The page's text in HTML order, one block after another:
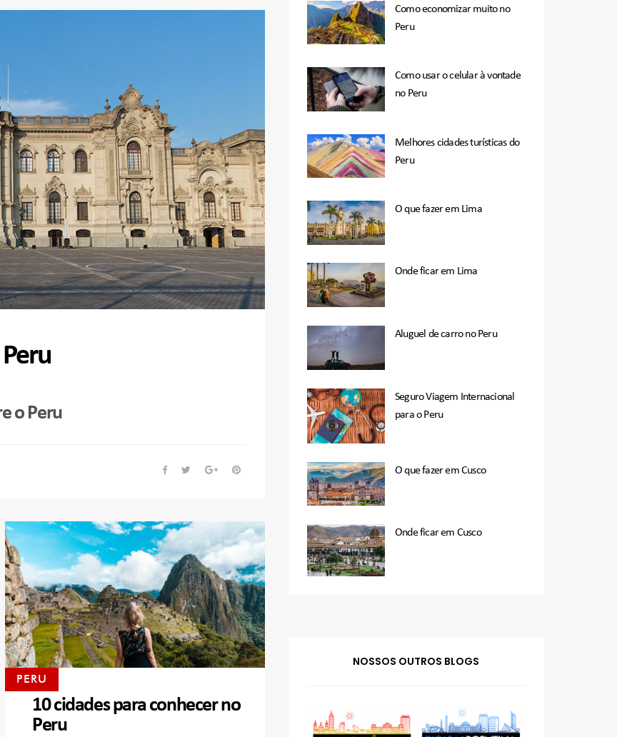
o Peru
PERU
10 cidades para conhecer no
Peru
Como economizar muito no
Peru
Como usar o celular à vontade
no Peru
Melhores cidades turísticas do
Peru
O que fazer em Lima
Onde ficar em Lima
Aluguel de carro no Peru
Seguro Viagem Internacional
para o Peru
O que fazer em Cusco
Onde ficar em Cusco
NOSSOS OUTROS BLOGS